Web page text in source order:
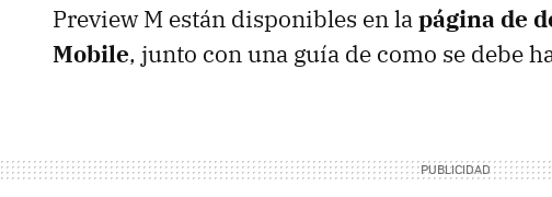
Preview M están disponibles en lapágina de
Mobile, junto con una guía de como se debe